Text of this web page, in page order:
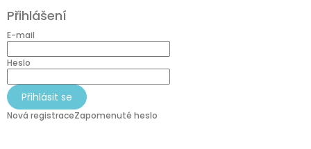
p
a
Přihlášení
E-mail
Heslo
Přihlásit se
Nová registraceZapomenuté heslo